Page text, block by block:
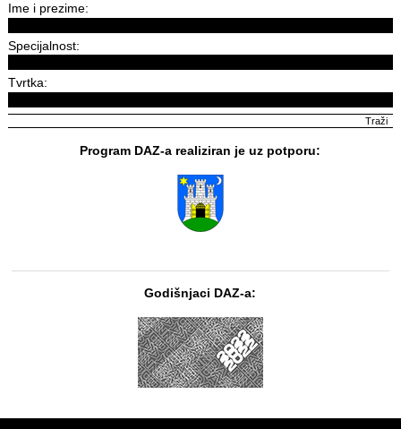
Ime i prezime:
Specijalnost:
Tvrtka:
Program DAZ-a realiziran je uz potporu:
Godišnjaci DAZ-a: